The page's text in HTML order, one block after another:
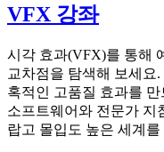
VFX 강좌
시각 효과(VFX)를 통해
교차점을 탐색해 보세요
혹적인 고품질 효과를
소프트웨어와 전문가 지
랍고 몰입도 높은 세계